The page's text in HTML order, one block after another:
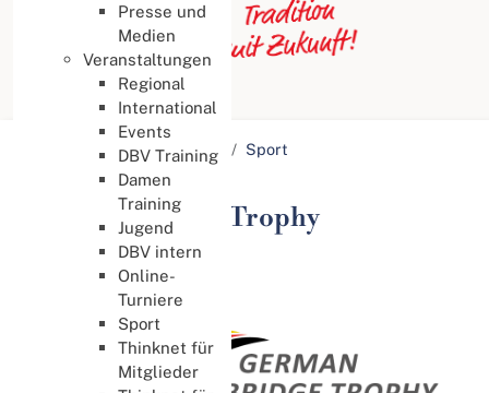
Presse und
Medien
Veranstaltungen
Regional
International
Events
DBV Training
Damen
Training
Jugend
DBV intern
Online-
Turniere
Sport
Thinknet für
Mitglieder
Aktuelle Seite: Startseite
Sport
German Bridge Trophy
German Bridge Trophy